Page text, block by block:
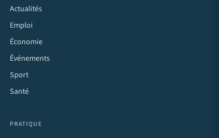
Actualités
Emploi
Économie
Événements
Sport
Santé
PRATIQUE